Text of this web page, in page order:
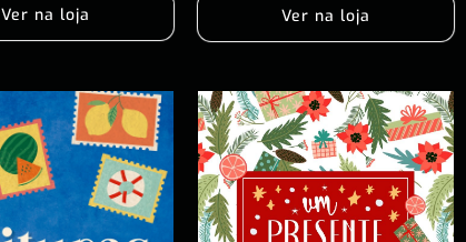
Ver na loja Ver na loja